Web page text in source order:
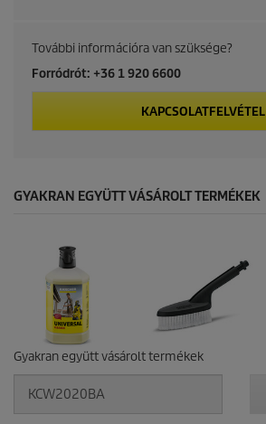
További információra van szüksége?
Forródrót: +36 1 920 6600
KAPCSOLATFELVÉTEL
GYAKRAN EGYÜTT VÁSÁROLT TERMÉKEK
Gyakran együtt vásárolt termékek